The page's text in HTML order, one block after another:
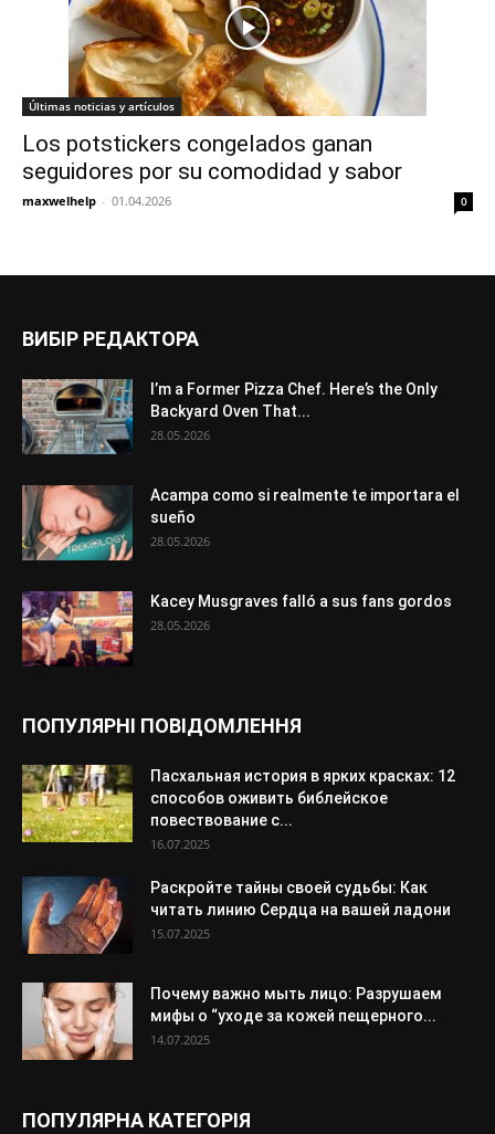
Últimas noticias y artículos
Los potstickers congelados ganan
seguidores por su comodidad y sabor
maxwelhelp - 01.04.2026 0
ВИБІР РЕДАКТОРА
I’m a Former Pizza Chef. Here’s the Only
Backyard Oven That...
28.05.2026
Acampa como si realmente te importara el
sueño
28.05.2026
Kacey Musgraves falló a sus fans gordos
28.05.2026
ПОПУЛЯРНІ ПОВІДОМЛЕННЯ
Пасхальная история в ярких красках: 12
способов оживить библейское
повествование с...
16.07.2025
Раскройте тайны своей судьбы: Как
читать линию Сердца на вашей ладони
15.07.2025
Почему важно мыть лицо: Разрушаем
мифы о “уходе за кожей пещерного...
14.07.2025
ПОПУЛЯРНА КАТЕГОРІЯ